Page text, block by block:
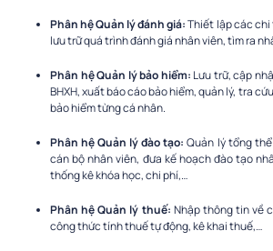
Phân hệ Quản lý đánh giá:Thiết lập các chi
lưu trữ quá trình đánh giá nhân viên, tìm ra
Phân hệ Quản lý bảo hiểm: Lưu trữ, cập
BHXH, xuất báo cáo bảo hiểm, quản lý, tra
bảo hiểm từng cá nhân.
Phân hệ Quản lý đào tạo:Quản lý tổng
cán bộ nhân viên, đưa kế hoạch đào tạo
thống kê khóa học, chi phí,…
Phân hệ Quản lý thuế: Nhập thông tin về
công thức tính thuế tự động, kê khai thuế,…